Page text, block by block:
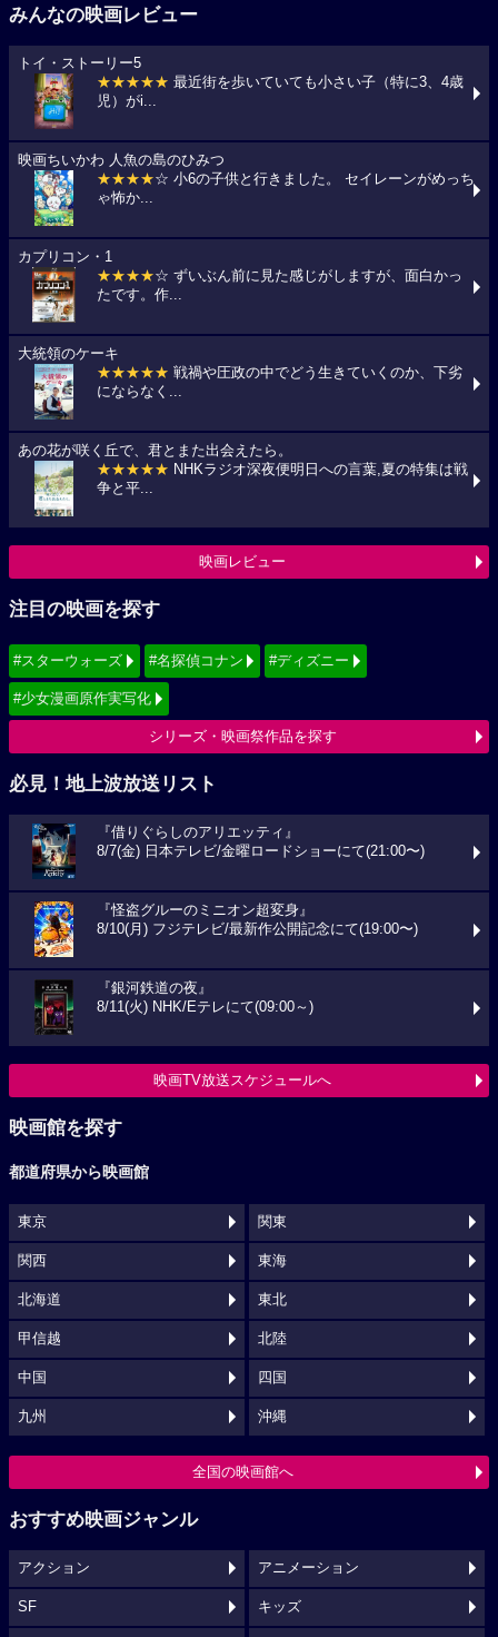
みんなの映画レビュー
トイ・ストーリー5
★★★★★ 最近街を歩いていても小さい子（特に3、4歳
児）がi...
映画ちいかわ 人魚の島のひみつ
★★★★☆ 小6の子供と行きました。 セイレーンがめっち
ゃ怖か...
カプリコン・1
★★★★☆ ずいぶん前に見た感じがしますが、面白かっ
たです。作...
大統領のケーキ
★★★★★ 戦禍や圧政の中でどう生きていくのか、下劣
にならなく...
あの花が咲く丘で、君とまた出会えたら。
★★★★★ NHKラジオ深夜便明日への言葉,夏の特集は戦
争と平...
映画レビュー
注目の映画を探す
#スターウォーズ #名探偵コナン #ディズニー
#少女漫画原作実写化
シリーズ・映画祭作品を探す
必見！地上波放送リスト
『借りぐらしのアリエッティ』
8/7(金) 日本テレビ/金曜ロードショーにて(21:00〜)
『怪盗グルーのミニオン超変身』
8/10(月) フジテレビ/最新作公開記念にて(19:00〜)
『銀河鉄道の夜』
8/11(火) NHK/Eテレにて(09:00～)
映画TV放送スケジュールへ
映画館を探す
都道府県から映画館
東京 関東
関西 東海
北海道 東北
甲信越 北陸
中国 四国
九州 沖縄
全国の映画館へ
おすすめ映画ジャンル
アクション アニメーション
SF キッズ